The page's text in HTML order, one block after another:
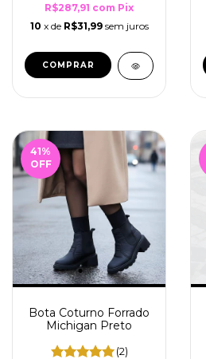
R$287,91 com Pix
10 x de R$31,99 sem juros
COMPRAR
41%
OFF
Bota Coturno Forrado
Michigan Preto
(2)